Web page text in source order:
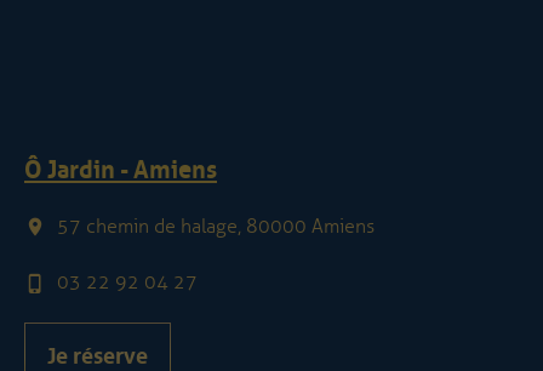
Ô Jardin - Amiens
57 chemin de halage, 80000 Amiens
03 22 92 04 27
Je réserve